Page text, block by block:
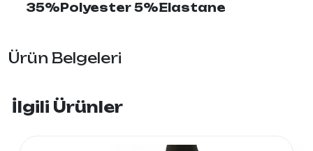
35%Polyester 5%Elastane
Ürün Belgeleri
İlgili Ürünler